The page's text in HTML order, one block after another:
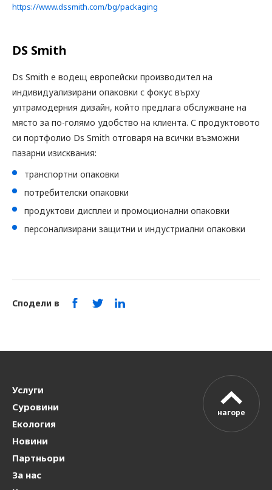
https://www.dssmith.com/bg/packaging
DS Smith
Ds Smith е водещ европейски производител на
индивидуализирани опаковки с фокус върху
ултрамодерния дизайн, който предлага обслужване на
място за по-голямо удобство на клиента. С продуктовото
си портфолио Ds Smith отговаря на всички възможни
пазарни изисквания:
транспортни опаковки
потребителски опаковки
продуктови дисплеи и промоционални опаковки
персонализирани защитни и индустриални опаковки
Сподели в
Услуги
Суровини
Екология
Новини
Партньори
За нас
нагоре